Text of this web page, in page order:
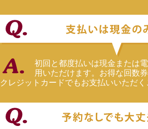
初回と都度払いは現金または
用いただけます。お得な回数
クレジットカードでもお支払いいただく